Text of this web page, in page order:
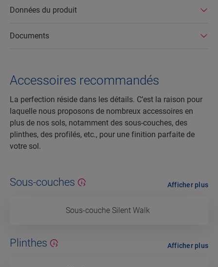
Données du produit
Documents
Accessoires recommandés
La perfection réside dans les détails. C’est la raison pour
laquelle nous proposons de nombreux accessoires en
plus de nos sols, notamment des sous-couches, des
plinthes, des profilés, etc., pour une finition parfaite de
votre sol.
Sous-couches
Sous-couche Silent Walk
Afficher plus
Plinthes Afficher plus